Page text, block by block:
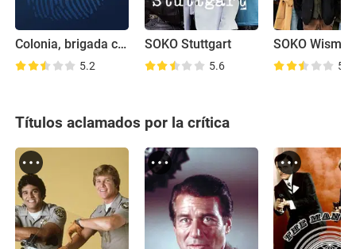
Colonia, brigada criminal
5.2
SOKO Stuttgart
5.6
SOKO Wismar
5.6
Títulos aclamados por la crítica